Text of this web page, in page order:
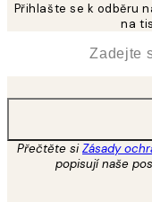
Přihlašte se k odběru
na
Přečtěte siZásady
popisují naše